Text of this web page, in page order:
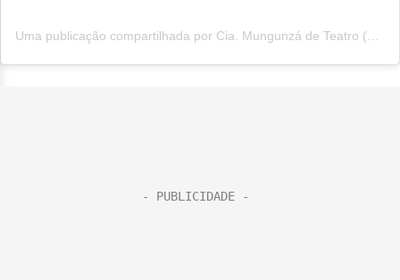
Uma publicação compartilhada por Cia. Mungunzá de Teatro (@ciamungunza)